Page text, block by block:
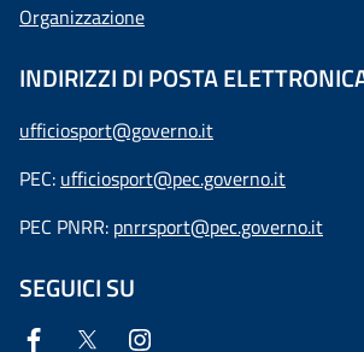
Organizzazione
INDIRIZZI DI POSTA
ufficiosport@governo.it
PEC: ufficiosport@pec.governo.it
PEC PNRR: pnrrsport@pec.governo.it
SEGUICI SU